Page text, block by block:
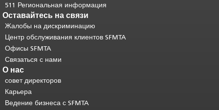
511 Региональная информация
Оставайтесь на связи
Жалобы на дискриминацию
Центр обслуживания клиентов SFMTA
Офисы SFMTA
Связаться с нами
О нас
совет директоров
Карьера
Ведение бизнеса с SFMTA